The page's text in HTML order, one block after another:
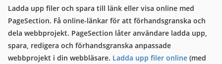
Ladda upp filer och spara till länk eller visa online med
PageSection. Få online-länkar för att förhandsgranska och
dela webbprojekt. PageSection låter användare ladda upp,
spara, redigera och förhandsgranska anpassade
webbprojekt i din webbläsare. Ladda upp filer online (med